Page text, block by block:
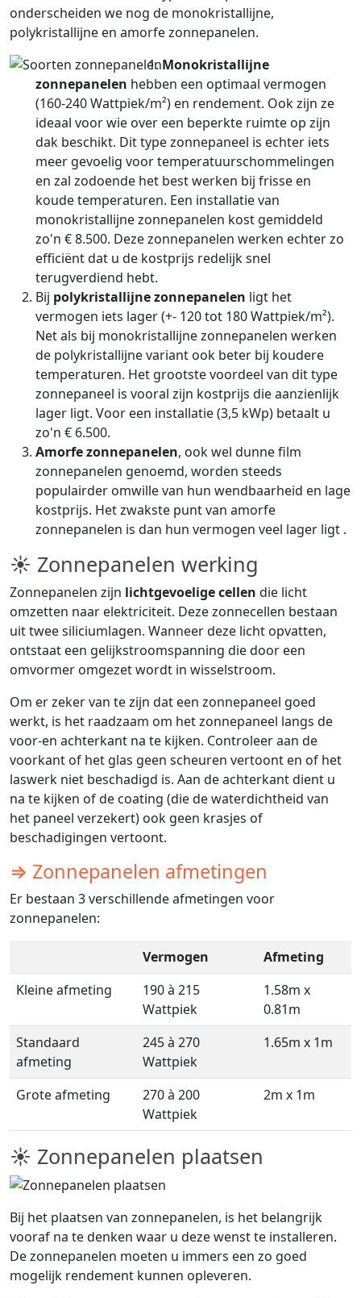
onderscheiden we nog de monokristallijne,
polykristallijne en amorfe zonnepanelen.
Monokristallijne
zonnepanelen hebben een optimaal vermogen
(160-240 Wattpiek/m²) en rendement. Ook zijn ze
ideaal voor wie over een beperkte ruimte op zijn
dak beschikt. Dit type zonnepaneel is echter iets
meer gevoelig voor temperatuurschommelingen
en zal zodoende het best werken bij frisse en
koude temperaturen. Een installatie van
monokristallijne zonnepanelen kost gemiddeld
zo'n € 8.500. Deze zonnepanelen werken echter zo
efficiënt dat u de kostprijs redelijk snel
terugverdiend hebt.
Bij polykristallijne zonnepanelen ligt het
vermogen iets lager (+- 120 tot 180 Wattpiek/m²).
Net als bij monokristallijne zonnepanelen werken
de polykristallijne variant ook beter bij koudere
temperaturen. Het grootste voordeel van dit type
zonnepaneel is vooral zijn kostprijs die aanzienlijk
lager ligt. Voor een installatie (3,5 kWp) betaalt u
zo'n € 6.500.
Amorfe zonnepanelen, ook wel dunne film
zonnepanelen genoemd, worden steeds
populairder omwille van hun wendbaarheid en lage
kostprijs. Het zwakste punt van amorfe
zonnepanelen is dan hun vermogen veel lager ligt .
☀ Zonnepanelen werking
Zonnepanelen zijn lichtgevoelige cellen die licht
omzetten naar elektriciteit. Deze zonnecellen bestaan
uit twee siliciumlagen. Wanneer deze licht opvatten,
ontstaat een gelijkstroomspanning die door een
omvormer omgezet wordt in wisselstroom.
Om er zeker van te zijn dat een zonnepaneel goed
werkt, is het raadzaam om het zonnepaneel langs de
voor-en achterkant na te kijken. Controleer aan de
voorkant of het glas geen scheuren vertoont en of het
laswerk niet beschadigd is. Aan de achterkant dient u
na te kijken of de coating (die de waterdichtheid van
het paneel verzekert) ook geen krasjes of
beschadigingen vertoont.
⇒ Zonnepanelen afmetingen
Er bestaan 3 verschillende afmetingen voor
zonnepanelen:
Vermogen
Afmeting
Kleine afmeting
190 à 215
Wattpiek
1.58m x
0.81m
Standaard
afmeting
245 à 270
Wattpiek
1.65m x 1m
Grote afmeting
270 à 200
Wattpiek
2m x 1m
☀ Zonnepanelen plaatsen
Bij het plaatsen van zonnepanelen, is het belangrijk
vooraf na te denken waar u deze wenst te installeren.
De zonnepanelen moeten u immers een zo goed
mogelijk rendement kunnen opleveren.